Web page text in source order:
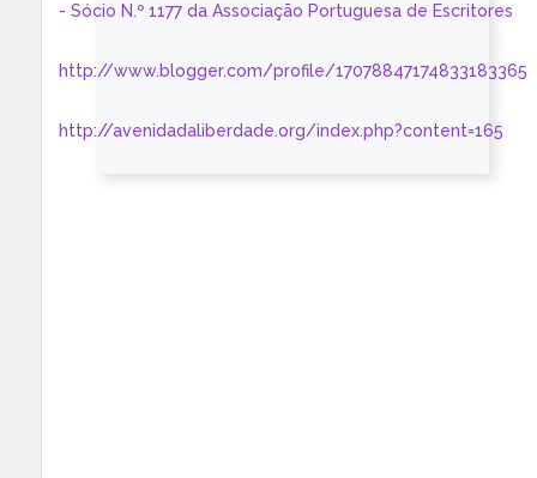
- Sócio N.º 1177 da Associação Portuguesa de Escritores
http://www.blogger.com/profile/17078847174833183365
http://avenidadaliberdade.org/index.php?content=165